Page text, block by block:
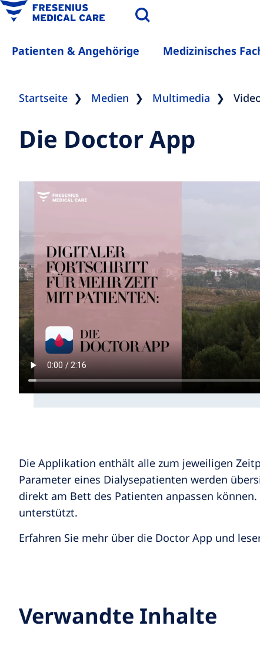
Patienten & Angehörige Medizinisches
Startseite Medien Multimedia
Die Doctor App
Die Applikation enthält alle zum jeweiligen
Parameter eines Dialysepatienten werden
direkt am Bett des Patienten anpassen
unterstützt.
Erfahren Sie mehr über die Doctor App und
Verwandte Inhalte